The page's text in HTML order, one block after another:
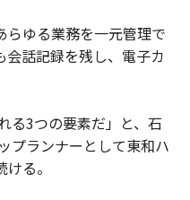
らゆる業務を一元管理で
会話記録を残し、電子カ
る3つの要素だ」と、石
プランナーとして東和ハ
る。